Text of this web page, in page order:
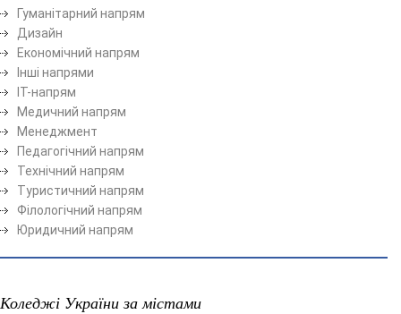
Гуманітарний напрям
Дизайн
Економічний напрям
Інші напрями
ІТ-напрям
Медичний напрям
Менеджмент
Педагогічний напрям
Технічний напрям
Туристичний напрям
Філологічний напрям
Юридичний напрям
Коледжі України за містами